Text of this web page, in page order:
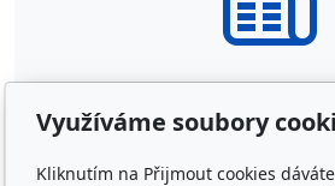
Využíváme soubory
Kliknutím na Přijmout cookies